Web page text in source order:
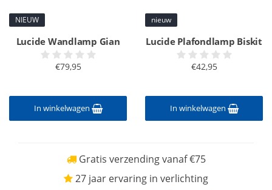
NIEUW
Lucide Wandlamp Gian
€79,95
In winkelwagen
nieuw
Lucide Plafondlamp Biskit
€42,95
In winkelwagen
Gratis verzending vanaf €75
27 jaar ervaring in verlichting